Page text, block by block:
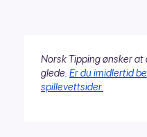
Norsk Tipping ønsker
glede. Er du imidlertid
spillevettsider.